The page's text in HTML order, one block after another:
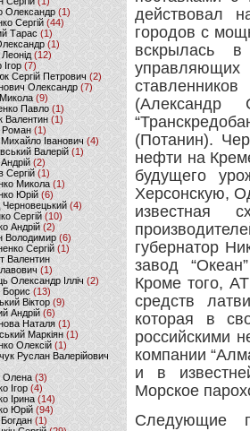
Олександр (1)
Сергій (44)
Тарас (1)
(1)
(12)
Ігор(7)
Сергій Петрович (2)
Олександр(7)
(9)
Павло (1)
Валентин (1)
Роман (1)
Іванович(4)
Валерій(1)
(2)
Сергій (1)
Микола (1)
Юрій (6)
Черновецький (4)
Сергій (10)
Андрій (2)
Володимир (6)
Сергій (1)
Валентин
(1)
Олександр Ілліч (2)
Борис(13)
Віктор(9)
Андрій (6)
Наталя (1)
Маркіян(1)
Олексій (1)
Руслан Валерійович
Олена (3)
Ігор (4)
Ірина (14)
Юрій (94)
(1)
действовал
городов с
вскрылась в
(Потанин).
нефти на
будущего
Херсонскую,
известная
губернатор
завод
Кроме того,
средств
которая в
российскими
компании
и в
Морское
Следующие